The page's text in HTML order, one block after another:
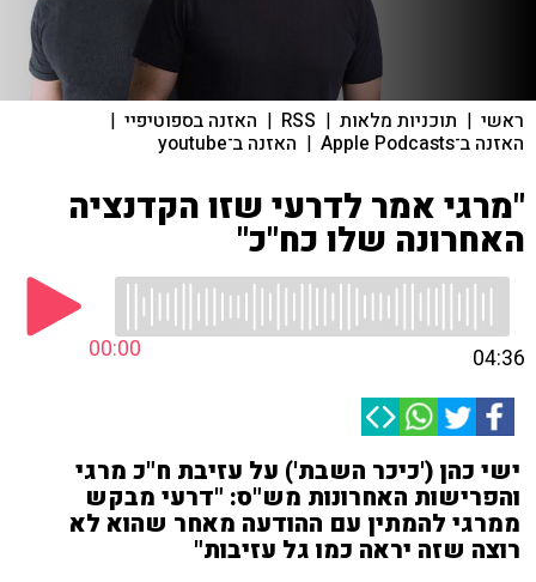
ראשי | תוכניות מלאות |
RSS
| האזנה בספוטיפיי |
האזנה ב־Apple Podcasts | האזנה ב־youtube
"מרגי אמר לדרעי שזו הקדנציה
האחרונה שלו כח"כ"
00:00 04:36
ישי כהן ('כיכר השבת') על עזיבת ח"כ מרגי
והפרישות האחרונות מש"ס: "דרעי מבקש
ממרגי להמתין עם ההודעה מאחר שהוא לא
רוצה שזה יראה כמו גל עזיבות"